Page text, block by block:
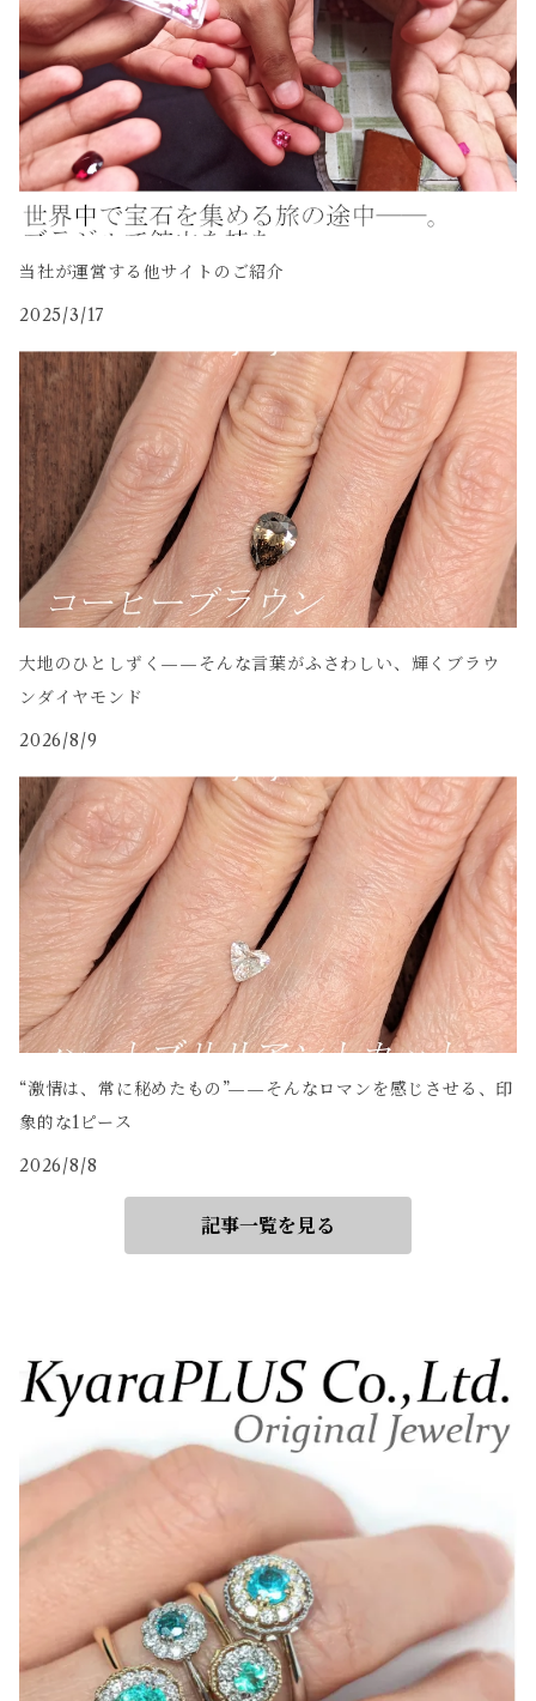
当社が運営する他サイトのご紹介
2025/3/17
大地のひとしずく——そんな言葉がふさわしい、輝くブラウ
ンダイヤモンド
2026/8/9
“激情は、常に秘めたもの”——そんなロマンを感じさせる、印
象的な1ピース
2026/8/8
記事一覧を見る